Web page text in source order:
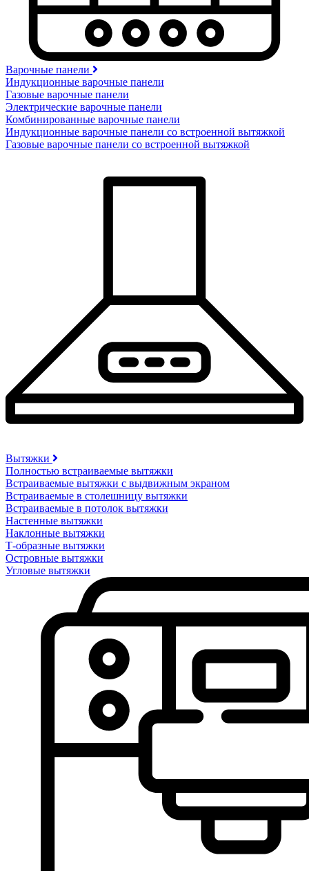
Варочные панели
Индукционные варочные панели
Газовые варочные панели
Электрические варочные панели
Комбинированные варочные панели
Индукционные варочные панели со встроенной вытяжкой
Газовые варочные панели со встроенной вытяжкой
Вытяжки
Полностью встраиваемые вытяжки
Встраиваемые вытяжки с выдвижным экраном
Встраиваемые в столешницу вытяжки
Встраиваемые в потолок вытяжки
Настенные вытяжки
Наклонные вытяжки
Т-образные вытяжки
Островные вытяжки
Угловые вытяжки